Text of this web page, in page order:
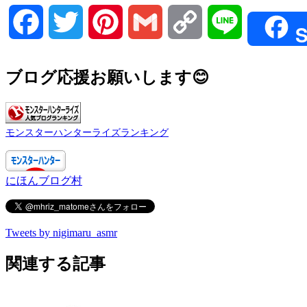
Facebook Twitter Pinterest Gmail Copy
ブログ応援お願いします😊
モンスターハンターライズランキング
にほんブログ村
Tweets by nigimaru_asmr
関連する記事